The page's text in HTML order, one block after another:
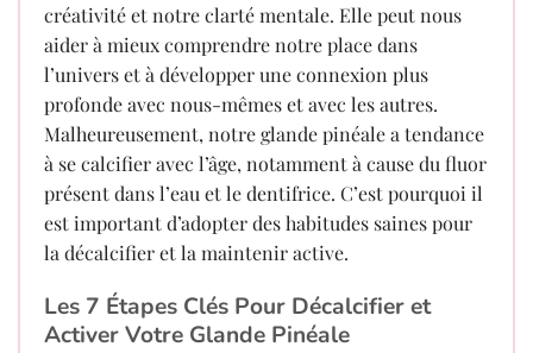
créativité et notre clarté mentale. Elle peut nous
aider à mieux comprendre notre place dans
l’univers et à développer une connexion plus
profonde avec nous-mêmes et avec les autres.
Malheureusement, notre glande pinéale a tendance
à se calcifier avec l’âge, notamment à cause du fluor
présent dans l’eau et le dentifrice. C’est pourquoi il
est important d’adopter des habitudes saines pour
la décalcifier et la maintenir active.
Les 7 Étapes Clés Pour Décalcifier et
Activer Votre Glande Pinéale